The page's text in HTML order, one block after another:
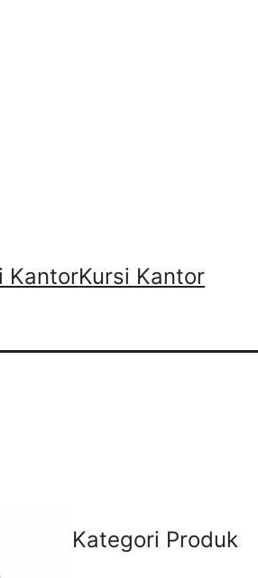
KantorKursi Kantor
Kategori Produk